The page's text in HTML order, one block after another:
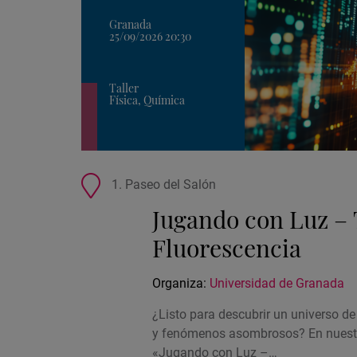
Granada
25/09/2026 20:30
Taller
Física, Química
de
actividad
1. Paseo del Salón
Jugando con Luz
Fluorescencia
Organiza: Universidad de Granada
¿Listo para descubrir un universo
y fenómenos asombrosos? En
«Jugando con Luz –…